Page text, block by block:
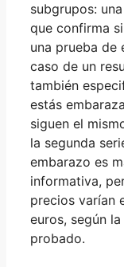
subgrupos:
que confirma
una prueba de
caso de un
también
estás
siguen el
la segunda
embarazo es
informativa,
precios varían
euros, según
probado.